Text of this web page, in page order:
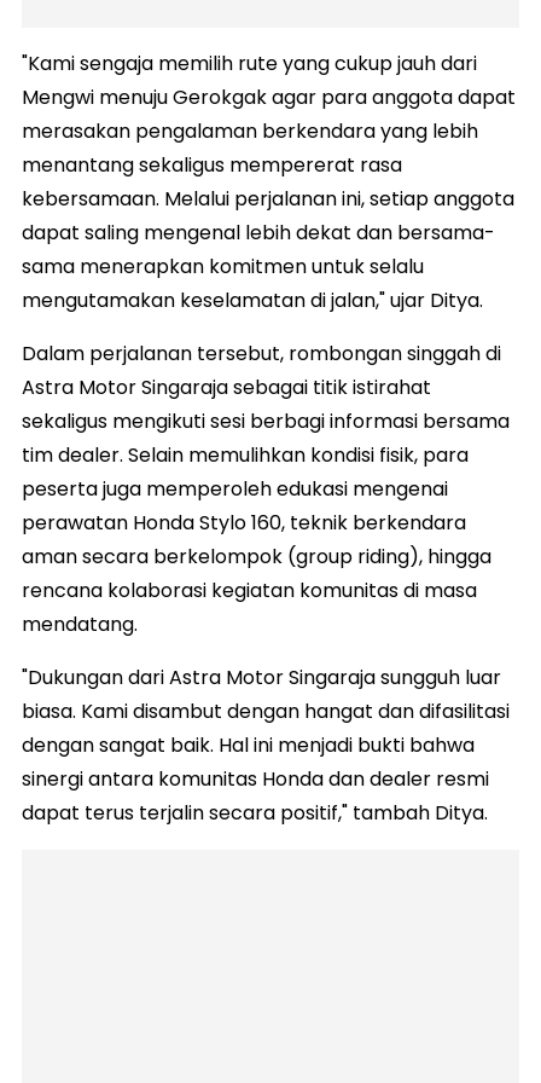
"Kami sengaja memilih rute yang cukup jauh dari
Mengwi menuju Gerokgak agar para anggota dapat
merasakan pengalaman berkendara yang lebih
menantang sekaligus mempererat rasa
kebersamaan. Melalui perjalanan ini, setiap anggota
dapat saling mengenal lebih dekat dan bersama-
sama menerapkan komitmen untuk selalu
mengutamakan keselamatan di jalan," ujar Ditya.
Dalam perjalanan tersebut, rombongan singgah di
Astra Motor Singaraja sebagai titik istirahat
sekaligus mengikuti sesi berbagi informasi bersama
tim dealer. Selain memulihkan kondisi fisik, para
peserta juga memperoleh edukasi mengenai
perawatan Honda Stylo 160, teknik berkendara
aman secara berkelompok (group riding), hingga
rencana kolaborasi kegiatan komunitas di masa
mendatang.
"Dukungan dari Astra Motor Singaraja sungguh luar
biasa. Kami disambut dengan hangat dan difasilitasi
dengan sangat baik. Hal ini menjadi bukti bahwa
sinergi antara komunitas Honda dan dealer resmi
dapat terus terjalin secara positif," tambah Ditya.